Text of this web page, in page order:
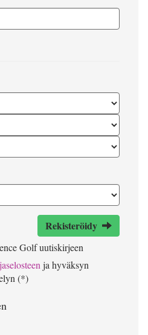
Rekisteröidy
Golf uutiskirjeen
ja hyväksyn
(*)